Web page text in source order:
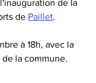
de la
de Paillet.
à 18h, avec la
la commune.